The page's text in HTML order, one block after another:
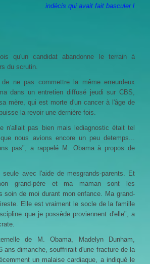
indécis qui avait fait basculer l
qu'un candidat abandonne le terrain à
du scrutin.
ne pas commettre la même erreurdeux
dans un entretien diffusé jeudi sur CBS,
mère, qui est morte d'un cancer à l'âge de
la revoir une dernière fois.
n'allait pas bien mais lediagnostic était tel
nous avions encore un peu detemps...
pas", a rappelé M. Obama à propos de
avec l'aide de mesgrands-parents. Et
grand-père et ma maman sont les
soin de moi durant mon enfance. Ma grand-
Elle est vraiment le socle de la famille
que je possède proviennent d'elle", a
de M. Obama, Madelyn Dunham,
ans dimanche, souffrirait d'une fracture de la
un malaise cardiaque, a indiqué le